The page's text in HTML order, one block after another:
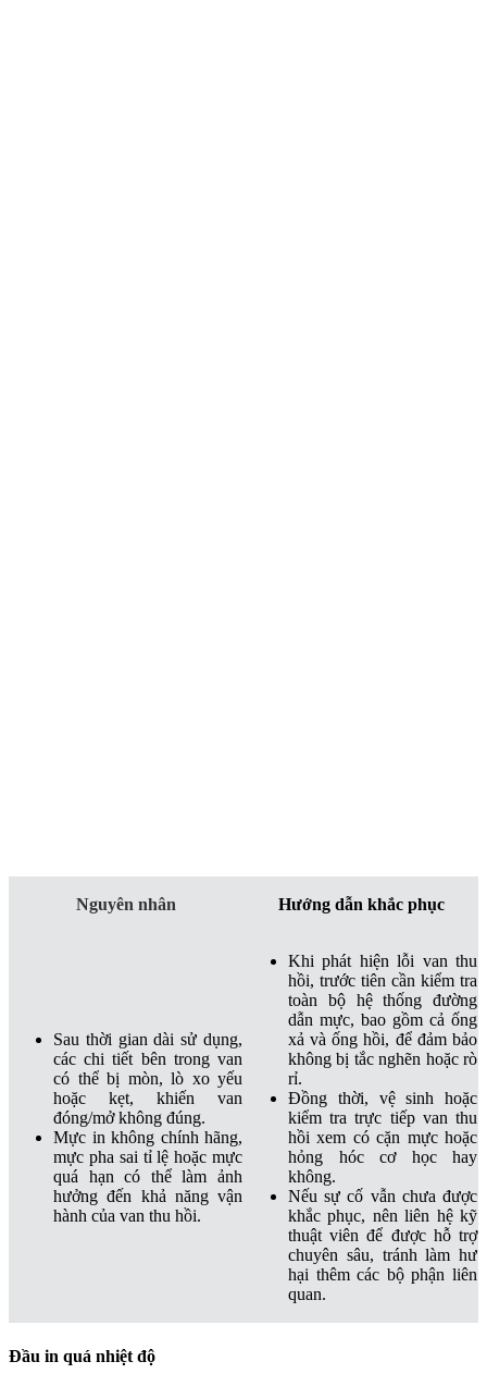
Nguyên nhân Hướng dẫn khắc phục
Sau thời gian dài sử dụng,
các chi tiết bên trong van
có thể bị mòn, lò xo yếu
hoặc kẹt, khiến van
đóng/mở không đúng.
Mực in không chính hãng,
mực pha sai tỉ lệ hoặc mực
quá hạn có thể làm ảnh
hưởng đến khả năng vận
hành của van thu hồi.
Khi phát hiện lỗi van thu
hồi, trước tiên cần kiểm tra
toàn bộ hệ thống đường
dẫn mực, bao gồm cả ống
xả và ống hồi, để đảm bảo
không bị tắc nghẽn hoặc rò
rỉ.
Đồng thời, vệ sinh hoặc
kiểm tra trực tiếp van thu
hồi xem có cặn mực hoặc
hỏng hóc cơ học hay
không.
Nếu sự cố vẫn chưa được
khắc phục, nên liên hệ kỹ
thuật viên để được hỗ trợ
chuyên sâu, tránh làm hư
hại thêm các bộ phận liên
quan.
Đầu in quá nhiệt độ